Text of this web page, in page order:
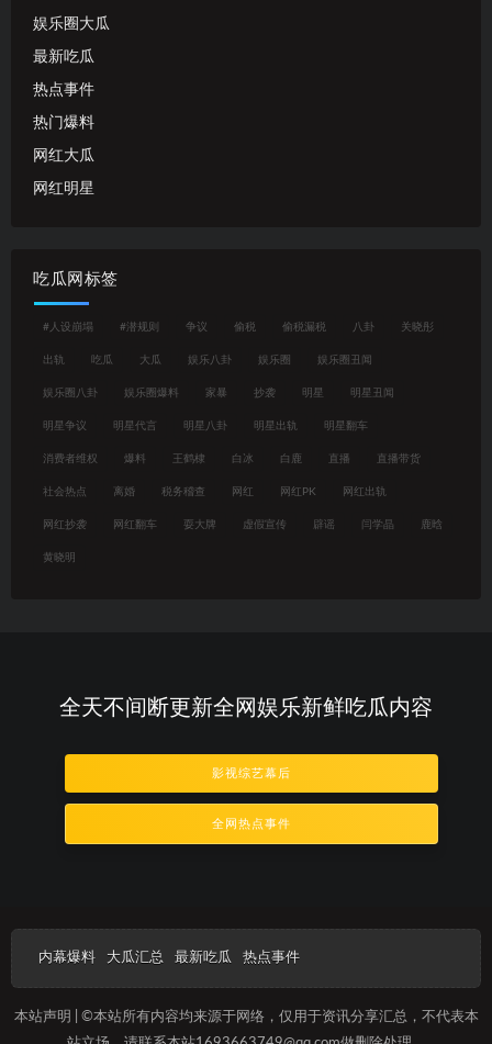
娱乐圈大瓜
最新吃瓜
热点事件
热门爆料
网红大瓜
网红明星
吃瓜网标签
#人设崩塌 #潜规则 争议 偷税 偷税漏税 八卦 关晓彤
出轨 吃瓜 大瓜 娱乐八卦 娱乐圈 娱乐圈丑闻
娱乐圈八卦 娱乐圈爆料 家暴 抄袭 明星 明星丑闻
明星争议 明星代言 明星八卦 明星出轨 明星翻车
消费者维权 爆料 王鹤棣 白冰 白鹿 直播 直播带货
社会热点 离婚 税务稽查 网红 网红PK 网红出轨
网红抄袭 网红翻车 耍大牌 虚假宣传 辟谣 闫学晶 鹿晗
黄晓明
全天不间断更新全网娱乐新鲜吃瓜内容
影视综艺幕后
全网热点事件
内幕爆料 大瓜汇总 最新吃瓜 热点事件
本站声明 | ©本站所有内容均来源于网络，仅用于资讯分享汇总，不代表本